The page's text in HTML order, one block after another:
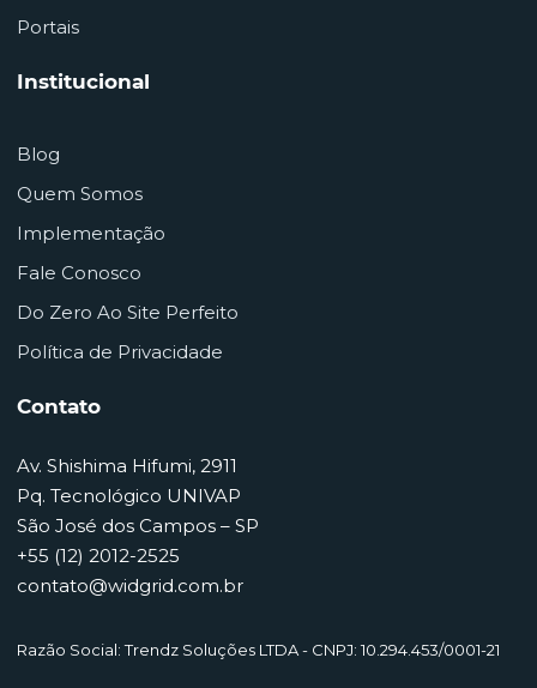
Portais
Institucional
Blog
Quem Somos
Implementação
Fale Conosco
Do Zero Ao Site Perfeito
Política de Privacidade
Contato
Av. Shishima Hifumi, 2911
Pq. Tecnológico UNIVAP
São José dos Campos – SP
+55 (12) 2012-2525
contato@widgrid.com.br
Razão Social: Trendz Soluções LTDA - CNPJ: 10.294.453/0001-21